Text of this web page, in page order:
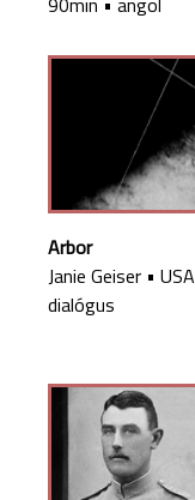
Arbor
Janie Geiser • USA
dialógus